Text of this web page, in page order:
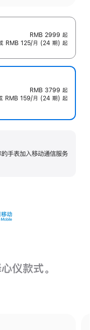
RMB 2999 起
RMB 125/月 (24 期) 起
RMB 3799 起
RMB 159/月 (24 期) 起
手表加入移动通信服务
仪款式。